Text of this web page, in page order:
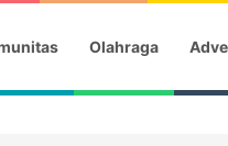
Olahraga